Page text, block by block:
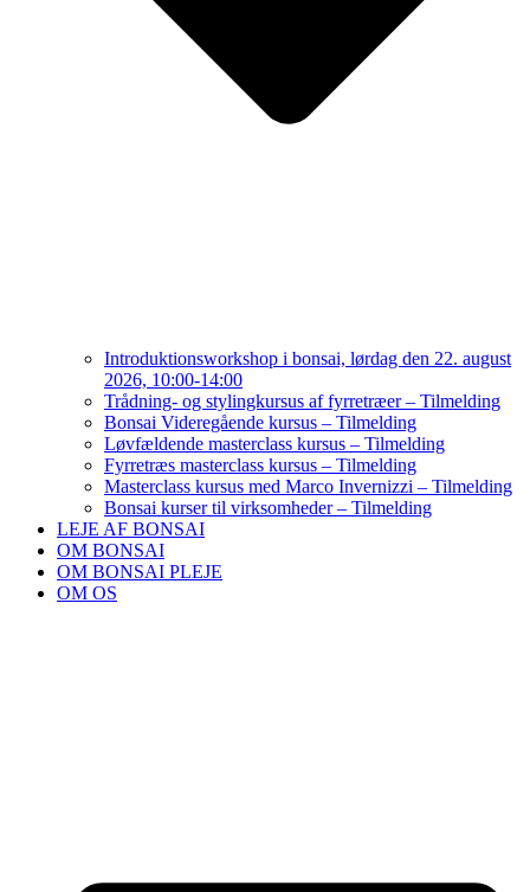
Introduktionsworkshop i bonsai, lørdag den 22. august
2026, 10:00-14:00
Trådning- og stylingkursus af fyrretræer – Tilmelding
Bonsai Videregående kursus – Tilmelding
Løvfældende masterclass kursus – Tilmelding
Fyrretræs masterclass kursus – Tilmelding
Masterclass kursus med Marco Invernizzi – Tilmelding
Bonsai kurser til virksomheder – Tilmelding
LEJE AF BONSAI
OM BONSAI
OM BONSAI PLEJE
OM OS